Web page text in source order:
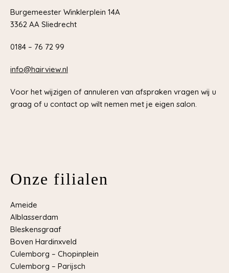
Burgemeester Winklerplein 14A
3362 AA Sliedrecht
0184 – 76 72 99
info@hairview.nl
Voor het wijzigen of annuleren van afspraken vragen wij u
graag of u contact op wilt nemen met je eigen salon.
Onze filialen
Ameide
Alblasserdam
Bleskensgraaf
Boven Hardinxveld
Culemborg – Chopinplein
Culemborg – Parijsch